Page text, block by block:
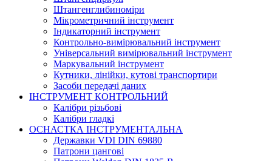
Штангенглибиноміри
Мікрометричний інструмент
Індикаторний інструмент
Контрольно-вимірювальний інструмент
Універсальний вимірювальний інструмент
Маркувальний інструмент
Кутники, лінійки, кутові транспортири
Засоби передачі даних
ІНСТРУМЕНТ КОНТРОЛЬНИЙ
Калібри різьбові
Калібри гладкі
ОСНАСТКА ІНСТРУМЕНТАЛЬНА
Державки VDI DIN 69880
Патрони цангові